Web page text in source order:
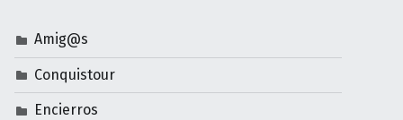
Amig@s
Conquistour
Encierros